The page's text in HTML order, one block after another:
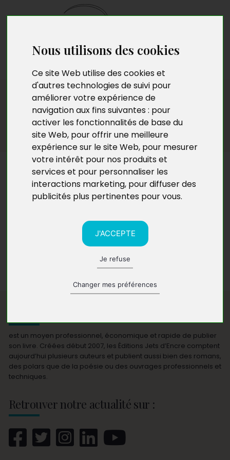
Nous utilisons des cookies
Ce site Web utilise des cookies et
d'autres technologies de suivi pour
améliorer votre expérience de
navigation aux fins suivantes : pour
activer les fonctionnalités de base du
site Web, pour offrir une meilleure
expérience sur le site Web, pour mesurer
votre intérêt pour nos produits et
services et pour personnaliser les
interactions marketing, pour diffuser des
publicités plus pertinentes pour vous.
J'ACCEPTE
Je refuse
Changer mes préférences
Envoyez votre
Sciences humaines
Sciences humaines
Aucun livre n'a été trouvé.
est un moyen professionnel, économique et rapide de publier
son livre. Créées début 2007, les Éditions Jets d’Encre comptent
aujourd’hui plusieurs auteurs et publient aussi bien des romans,
des polars que de la poésie ou des ouvrages professionnels et
techniques.
Retrouver notre actualité sur :